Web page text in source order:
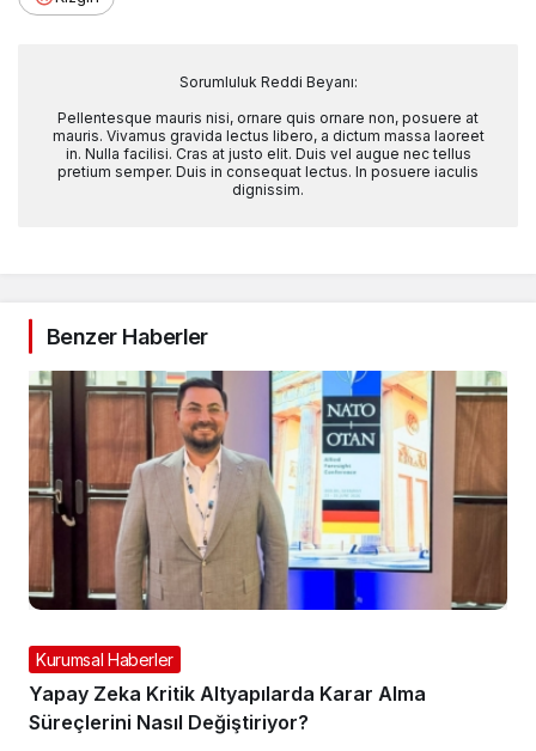
Sorumluluk Reddi Beyanı:
Pellentesque mauris nisi, ornare quis ornare non, posuere at
mauris. Vivamus gravida lectus libero, a dictum massa laoreet
in. Nulla facilisi. Cras at justo elit. Duis vel augue nec tellus
pretium semper. Duis in consequat lectus. In posuere iaculis
dignissim.
Benzer Haberler
Kurumsal Haberler
Yapay Zeka Kritik Altyapılarda Karar Alma
Süreçlerini Nasıl Değiştiriyor?